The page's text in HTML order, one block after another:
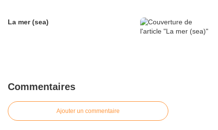
La mer (sea)
Commentaires
Ajouter un commentaire